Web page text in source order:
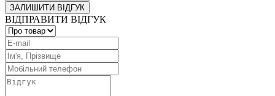
ЗАЛИШИТИ ВІДГУК
ВІДПРАВИТИ ВІДГУК